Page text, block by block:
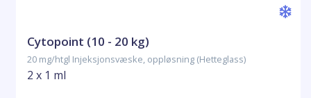
Cytopoint (10 - 20 kg)
20 mg/htgl Injeksjonsvæske, oppløsning (Hetteglass)
2 x 1 ml